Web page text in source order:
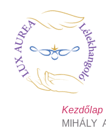
Kezdőlap
MIHÁLY